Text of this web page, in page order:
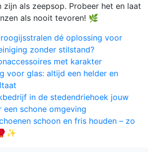
als zeepsop. Probeer het en laat
als nooit tevoren! 🌿
dé oplossing voor
zonder stilstand?
met karakter
voor glas: altijd een helder en
in de stedendriehoek jouw
schone omgeving
schoon en fris houden – zo